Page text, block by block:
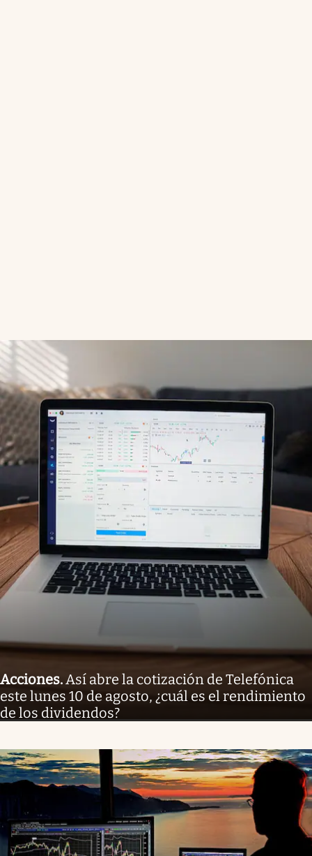
Acciones.Así abre la cotización de Telefónica
este lunes 10 de agosto, ¿cuál es el rendimiento
de los dividendos?